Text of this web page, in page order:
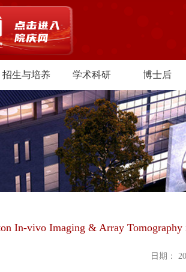
招生与培养 学术科研 博士后
In-vivo Imaging & Array
日期：